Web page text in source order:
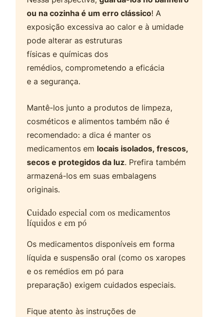
ou na cozinha é um erro clássico! A
exposição excessiva ao calor e à umidade
pode alterar as estruturas
físicas e químicas dos
remédios, comprometendo a eficácia
e a segurança.
Mantê-los junto a produtos de limpeza,
cosméticos e alimentos também não é
recomendado: a dica é manter os
medicamentos em locais isolados, frescos,
secos e protegidos da luz. Prefira também
armazená-los em suas embalagens
originais.
Cuidado especial com os medicamentos
líquidos e em pó
Os medicamentos disponíveis em forma
líquida e suspensão oral (como os xaropes
e os remédios em pó para
preparação) exigem cuidados especiais.
Fique atento às instruções de